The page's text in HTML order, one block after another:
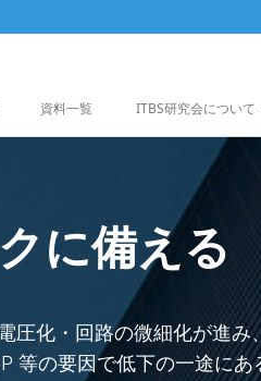
資料一覧 ITBS研究会について
に備える
圧化・回路の微細化が進み
等の要因で低下の一途にあ